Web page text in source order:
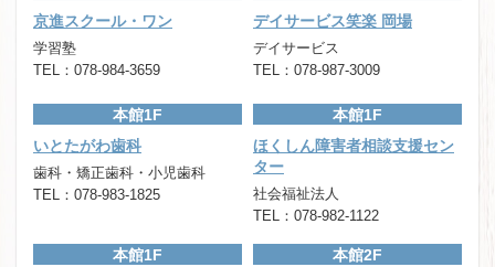
京進スクール・ワン
学習塾
TEL：078-984-3659
デイサービス笑楽 岡場
デイサービス
TEL：078-987-3009
本館1F
いとたがわ歯科
歯科・矯正歯科・小児歯科
TEL：078-983-1825
本館1F
ほくしん障害者相談支援セン
ター
社会福祉法人
TEL：078-982-1122
本館1F
本館2F